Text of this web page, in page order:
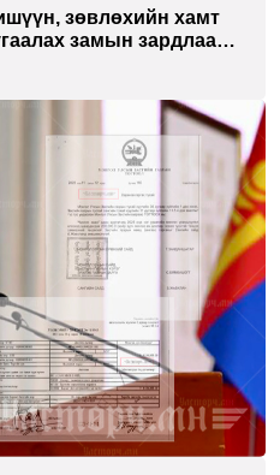
зөвлөхийн хамт
замын зардлаа